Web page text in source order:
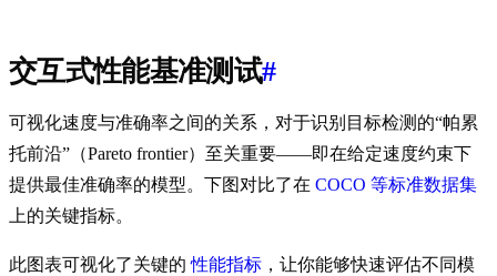
交互式性能基准测试#
可视化速度与准确率之间的关系，对于识别目标检测的“帕累
托前沿”（Pareto frontier）至关重要——即在给定速度约束下
提供最佳准确率的模型。下图对比了在 COCO 等标准数据集
上的关键指标。
此图表可视化了关键的性能指标 ，让你能够快速评估不同模